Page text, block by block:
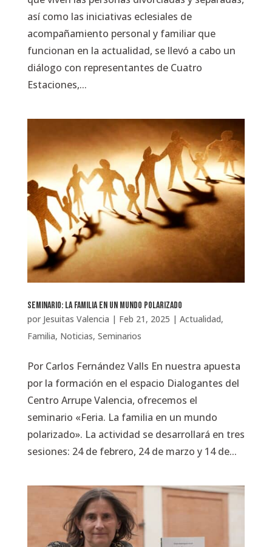
así como las iniciativas eclesiales de
acompañamiento personal y familiar que
funcionan en la actualidad, se llevó a cabo un
diálogo con representantes de Cuatro
Estaciones,...
Seminario: La familia en un mundo polarizado
por Jesuitas Valencia | Feb 21, 2025 | Actualidad,
Familia, Noticias, Seminarios
Por Carlos Fernández Valls En nuestra apuesta
por la formación en el espacio Dialogantes del
Centro Arrupe Valencia, ofrecemos el
seminario «Feria. La familia en un mundo
polarizado». La actividad se desarrollará en tres
sesiones: 24 de febrero, 24 de marzo y 14 de...